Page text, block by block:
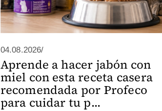
04.08.2026/
Aprende a hacer jabón con
miel con esta receta casera
recomendada por Profeco
para cuidar tu p...